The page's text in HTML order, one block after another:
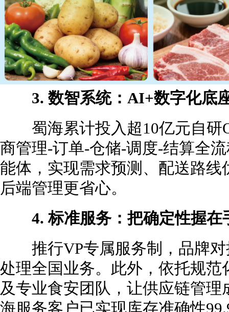
3. 数智系统：AI+数字化底
蜀海累计投入超10亿元自研
商管理-订单-仓储-调度-结算全
能体，实现需求预测、配送路
后端管理更省心。
4. 标准服务：把确定性握在
推行VP专属服务制，品牌对
处理全国业务。此外，依托规
及专业食安团队，让供应链管
海服务客户已实现库存准确性